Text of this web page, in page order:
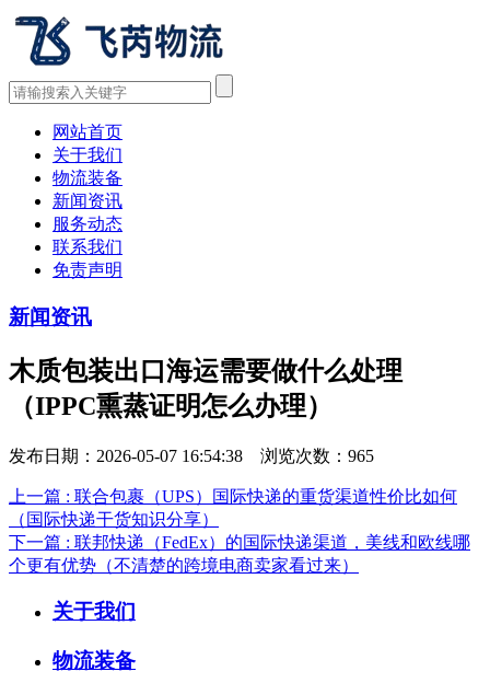
网站首页
关于我们
物流装备
新闻资讯
服务动态
联系我们
免责声明
新闻资讯
木质包装出口海运需要做什么处理
（IPPC熏蒸证明怎么办理）
发布日期：2026-05-07 16:54:38 浏览次数： 965
上一篇 : 联合包裹（UPS）国际快递的重货渠道性价比如何
（国际快递干货知识分享）
下一篇 : 联邦快递（FedEx）的国际快递渠道，美线和欧线哪
个更有优势（不清楚的跨境电商卖家看过来）
关于我们
物流装备